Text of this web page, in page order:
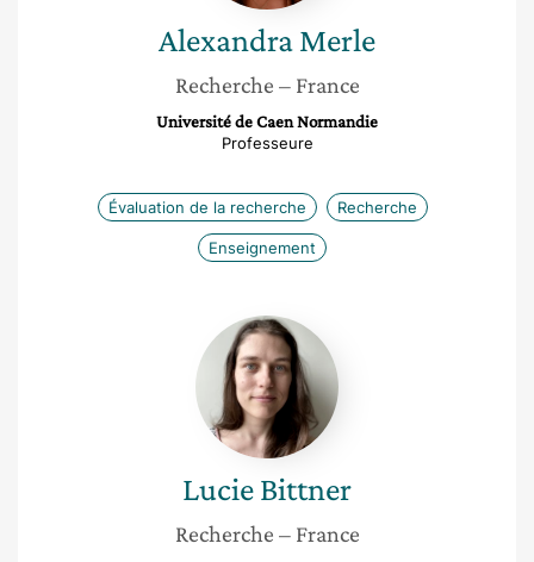
AlexandraMerle
Recherche – France
Université de Caen Normandie
Professeure
Évaluation de la recherche Recherche
Enseignement
Lucie
Bittner
LucieBittner
Recherche – France